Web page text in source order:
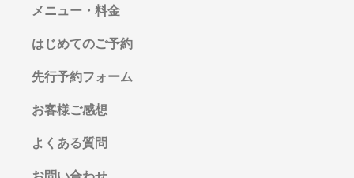
メニュー・料金
はじめてのご予約
先行予約フォーム
お客様ご感想
よくある質問